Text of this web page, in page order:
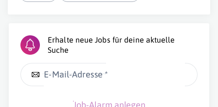
Erhalte neue Jobs für deine aktuelle
Suche
E-Mail-Adresse *
Job-Alarm anlegen